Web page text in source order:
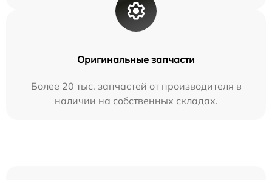
Оригинальные запчасти
Более 20 тыс. запчастей от производителя в
наличии на собственных складах.